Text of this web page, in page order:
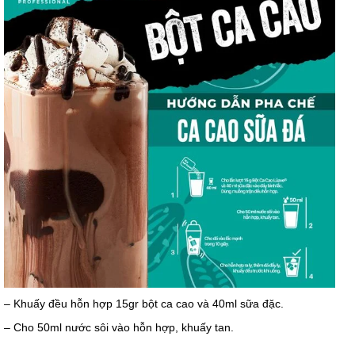
– Khuấy đều hỗn hợp 15gr bột ca cao và 40ml sữa đặc.
– Cho 50ml nước sôi vào hỗn hợp, khuấy tan.